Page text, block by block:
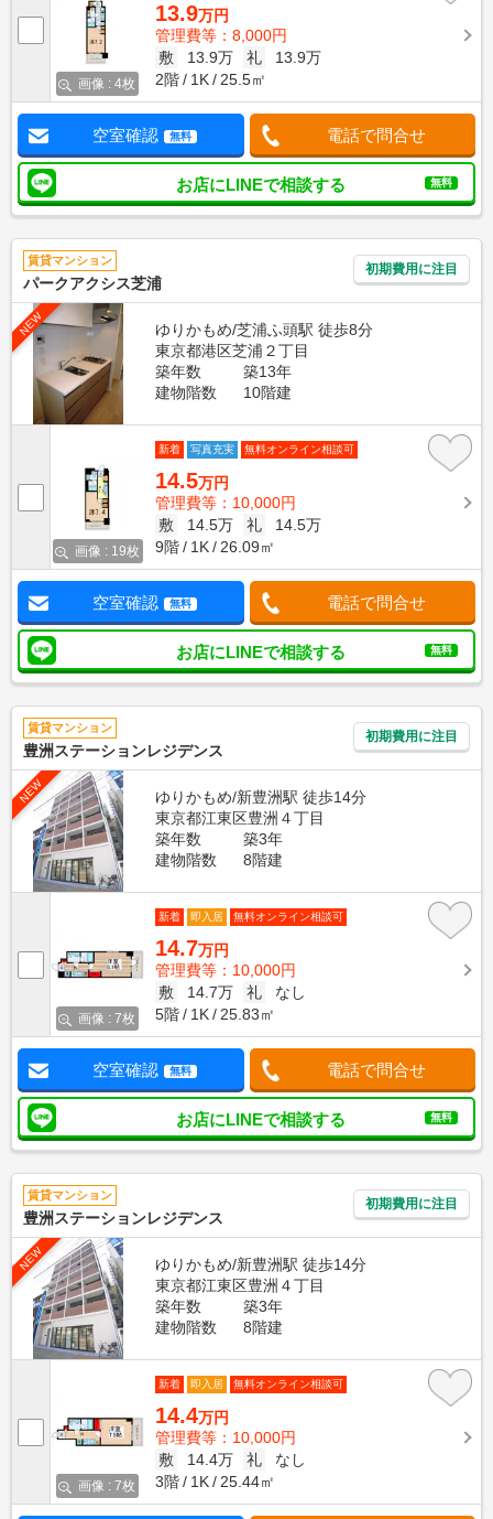
画像 : 4枚
13.9万円
管理費等：8,000円
敷
13.9万 礼
13.9万
2階
1K 25.5㎡
空室確認 無料 電話で問合せ
お店にLINEで相談する 無料
賃貸マンション
パークアクシス芝浦
初期費用に注目
NEW
ゆりかもめ/芝浦ふ頭駅 徒歩8分
東京都港区芝浦２丁目
築年数
築13年
建物階数
10階建
画像 : 19枚
新着 写真充実 無料オンライン相談可
14.5万円
管理費等：10,000円
敷
14.5万 礼
14.5万
9階
1K 26.09㎡
空室確認 無料 電話で問合せ
お店にLINEで相談する 無料
賃貸マンション
豊洲ステーションレジデンス
初期費用に注目
NEW
ゆりかもめ/新豊洲駅 徒歩14分
東京都江東区豊洲４丁目
築年数
築3年
建物階数
8階建
画像 : 7枚
新着 即入居 無料オンライン相談可
14.7万円
管理費等：10,000円
敷
14.7万 礼
なし
5階
1K 25.83㎡
空室確認 無料 電話で問合せ
お店にLINEで相談する 無料
賃貸マンション
豊洲ステーションレジデンス
初期費用に注目
NEW
ゆりかもめ/新豊洲駅 徒歩14分
東京都江東区豊洲４丁目
築年数
築3年
建物階数
8階建
画像 : 7枚
新着 即入居 無料オンライン相談可
14.4万円
管理費等：10,000円
敷
14.4万 礼
なし
3階
1K 25.44㎡